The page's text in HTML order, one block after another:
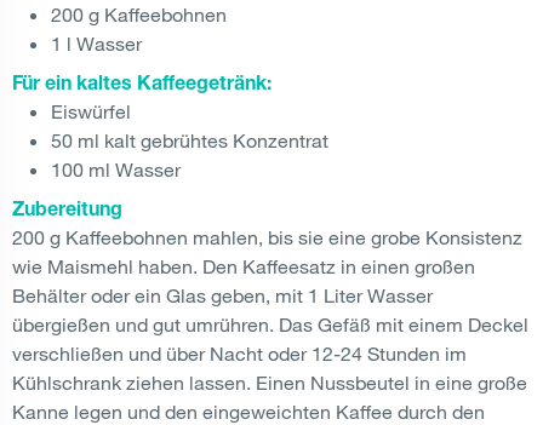
200 g Kaffeebohnen
1 l Wasser
Für ein kaltes Kaffeegetränk:
Eiswürfel
50 ml kalt gebrühtes Konzentrat
100 ml Wasser
Zubereitung
200 g Kaffeebohnen mahlen, bis sie eine grobe Konsistenz
wie Maismehl haben. Den Kaffeesatz in einen großen
Behälter oder ein Glas geben, mit 1 Liter Wasser
übergießen und gut umrühren. Das Gefäß mit einem Deckel
verschließen und über Nacht oder 12-24 Stunden im
Kühlschrank ziehen lassen. Einen Nussbeutel in eine große
Kanne legen und den eingeweichten Kaffee durch den